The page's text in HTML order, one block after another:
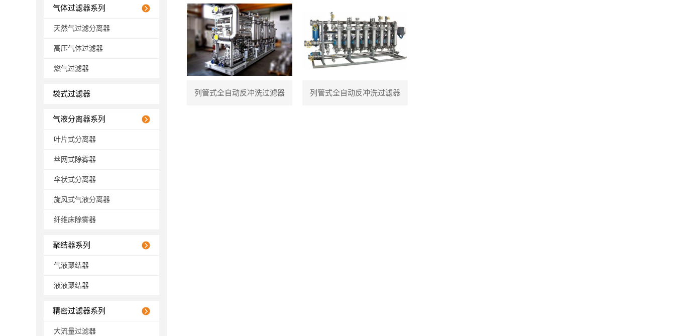
气体过滤器系列
天然气过滤分离器
高压气体过滤器
燃气过滤器
袋式过滤器
气液分离器系列
叶片式分离器
丝网式除雾器
伞状式分离器
旋风式气液分离器
纤维床除雾器
聚结器系列
气液聚结器
液液聚结器
精密过滤器系列
大流量过滤器
列管式全自动反冲洗过滤器 列管式全自动反冲洗过滤器